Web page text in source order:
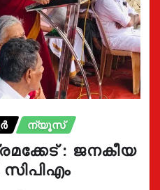
ന്യൂസ്
: ജനകീയ